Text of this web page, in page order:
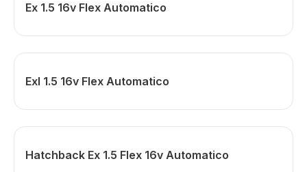
Ex 1.5 16v Flex Automatico
Exl 1.5 16v Flex Automatico
Hatchback Ex 1.5 Flex 16v Automatico